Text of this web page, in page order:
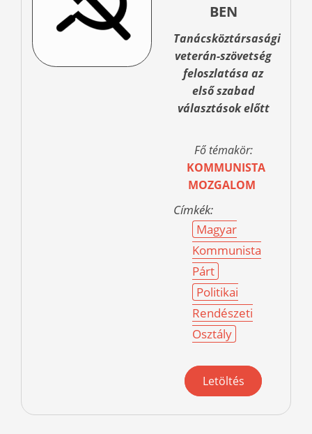
BEN
Tanácsköztársasági
veterán-szövetség
feloszlatása az
első szabad
választások előtt
Fő témakör:
KOMMUNISTA
MOZGALOM
Címkék:
Magyar
Kommunista
Párt
Politikai
Rendészeti
Osztály
Letöltés